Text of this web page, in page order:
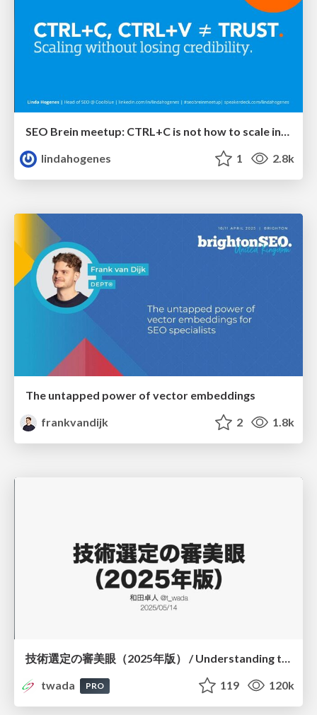
SEO Brein meetup: CTRL+C is not how to scale international SEO
lindahogenes
1 2.8k
The untapped power of vector embeddings
frankvandijk
2 1.8k
技術選定の審美眼（2025年版） / Understanding the Spiral of Technologies 2025 edition
twada
PRO 119 120k